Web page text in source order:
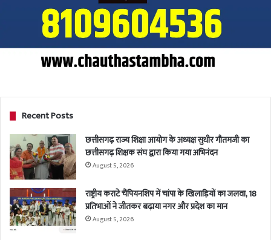
Recent Posts
छत्तीसगढ़ राज्य शिक्षा आयोग के अध्यक्ष सुधीर गौतमजी का
छत्तीसगढ़ शिक्षक संघ द्वारा किया गया अभिनंदन
August 5, 2026
राष्ट्रीय कराटे चैंपियनशिप में चांपा के खिलाड़ियों का जलवा, 18
प्रतिभाओं ने जीतकर बढ़ाया नगर और प्रदेश का मान
August 5, 2026